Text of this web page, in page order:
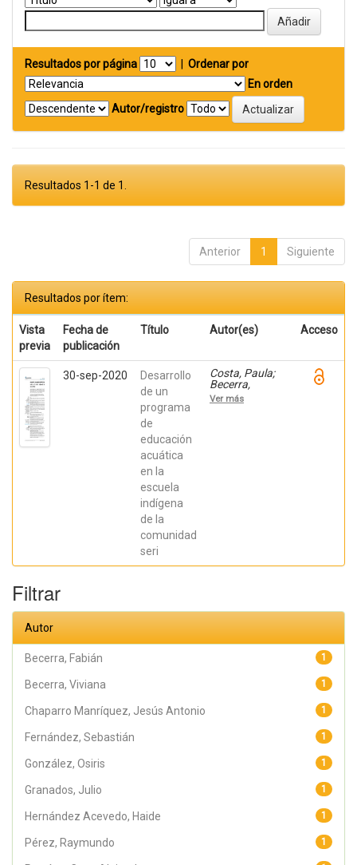
Resultados por página
Ordenar por
En orden
Autor/registro
Resultados 1-1 de 1.
Anterior 1 Siguiente
Resultados por ítem:
Vista
previa
Fecha de
publicación
Título Autor(es) Acceso
30-sep-2020
Desarrollo
de un
programa
de
educación
acuática
en la
escuela
indígena
de la
comunidad
seri
Costa, Paula;
Becerra,
Viviana;
Becerra,
Ramírez Cruz,
Granados,
Ver más
Filtrar
Autor
1
Becerra, Fabián
1
Becerra, Viviana
1
Chaparro Manríquez, Jesús Antonio
1
Fernández, Sebastián
1
González, Osiris
1
Granados, Julio
1
Hernández Acevedo, Haide
1
Pérez, Raymundo